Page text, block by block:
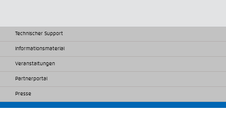
Technischer Support
Informationsmaterial
Veranstaltungen
Partnerportal
Presse